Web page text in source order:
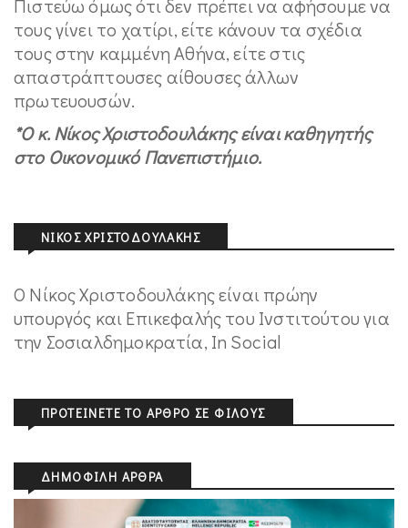
Πιστεύω όμως ότι δεν πρέπει να αφήσουμε να
τους γίνει το χατίρι, είτε κάνουν τα σχέδια
τους στην καμμένη Αθήνα, είτε στις
απαστράπτουσες αίθουσες άλλων
πρωτευουσών.
*Ο κ. Νίκος Χριστοδουλάκης είναι καθηγητής
στο Οικονομικό Πανεπιστήμιο.
ΝΊΚΟΣ ΧΡΙΣΤΟΔΟΥΛΆΚΗΣ
Ο Νίκος Χριστοδουλάκης είναι πρώην
υπουργός και Επικεφαλής του Ινστιτούτου για
την Σοσιαλδημοκρατία, In Social
ΠΡΟΤΕΊΝΕΤΕ ΤΟ ΆΡΘΡΟ ΣΕ ΦΊΛΟΥΣ
ΔΗΜΟΦΙΛΉ ΆΡΘΡΑ